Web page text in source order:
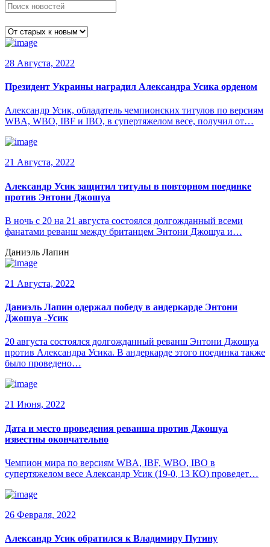
28 Августа, 2022
Президент Украины наградил Александра Усика орденом
Александр Усик, обладатель чемпионских титулов по версиям
WBA, WBO, IBF и IBO, в супертяжелом весе, получил от…
21 Августа, 2022
Александр Усик защитил титулы в повторном поединке
против Энтони Джошуа
В ночь с 20 на 21 августа состоялся долгожданный всеми
фанатами реванш между британцем Энтони Джошуа и…
Даниэль Лапин
21 Августа, 2022
Даниэль Лапин одержал победу в андеркарде Энтони
Джошуа -Усик
20 августа состоялся долгожданный реванш Энтони Джошуа
против Александра Усика. В андеркарде этого поединка также
было проведено…
21 Июня, 2022
Дата и место проведения реванша против Джошуа
известны окончательно
Чемпион мира по версиям WBA, IBF, WBO, IBO в
супертяжелом весе Александр Усик (19-0, 13 КО) проведет…
26 Февраля, 2022
Александр Усик обратился к Владимиру Путину